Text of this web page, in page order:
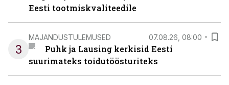
Eesti tootmiskvaliteedile
3
MAJANDUSTULEMUSED 07.08.26, 08:00
Puhk ja Lausing kerkisid Eesti
suurimateks toidutöösturiteks